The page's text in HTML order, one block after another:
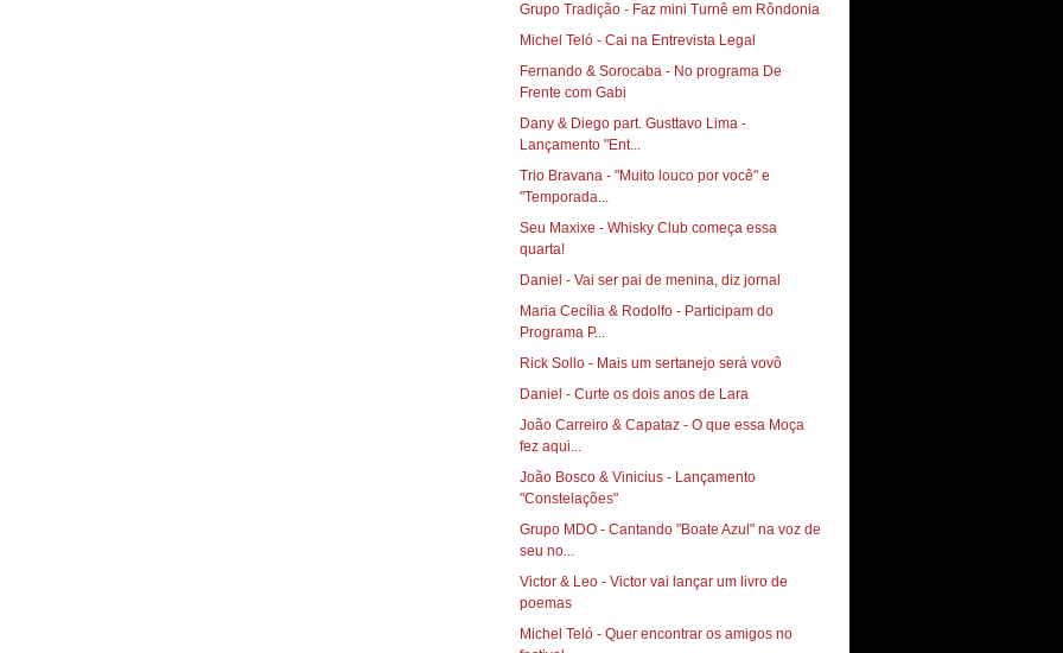
Grupo Tradição - Faz mini Turnê em Rôndonia
Michel Teló - Cai na Entrevista Legal
Fernando & Sorocaba - No programa De
Frente com Gabi
Dany & Diego part. Gusttavo Lima -
Lançamento "Ent...
Trio Bravana - "Muito louco por você" e
"Temporada...
Seu Maxixe - Whisky Club começa essa
quarta!‏
Daniel - Vai ser pai de menina, diz jornal
Maria Cecília & Rodolfo - Participam do
Programa P...
Rick Sollo - Mais um sertanejo será vovô
Daniel - Curte os dois anos de Lara
João Carreiro & Capataz - O que essa Moça
fez aqui...
João Bosco & Vinicius - Lançamento
"Constelações"
Grupo MDO - Cantando "Boate Azul" na voz de
seu no...
Victor & Leo - Victor vai lançar um livro de
poemas
Michel Teló - Quer encontrar os amigos no